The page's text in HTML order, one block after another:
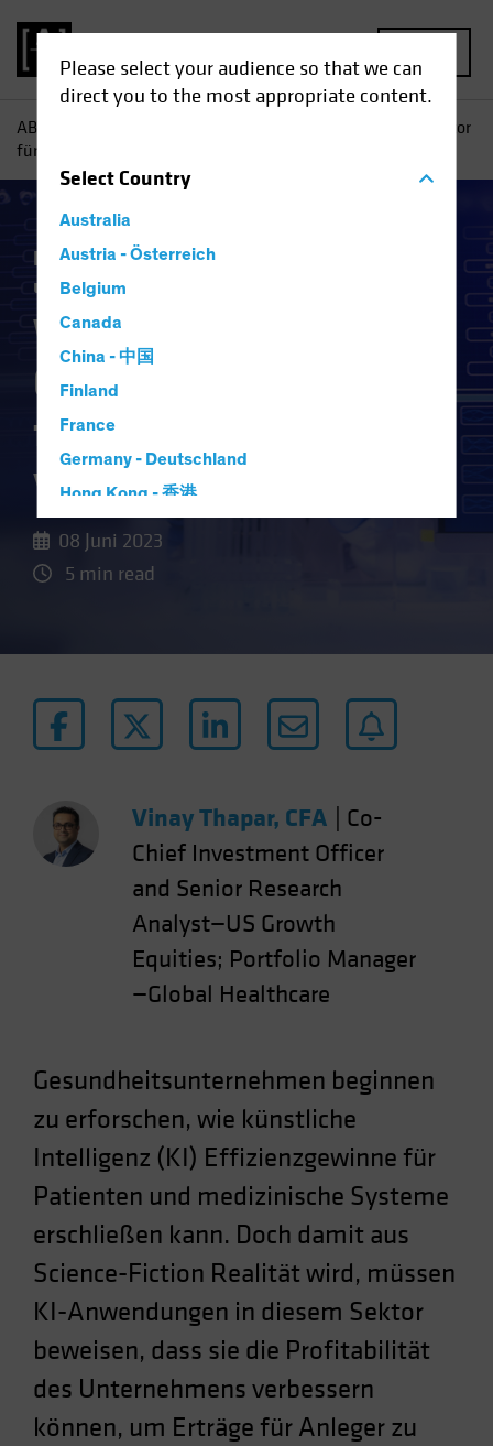
Please select your audience so that we can
direct you to the most appropriate content.
SelectCountry
Australia
Austria - Österreich
Belgium
Canada
China - 中国
Finland
France
Germany - Deutschland
Hong Kong - 香港
Luxembourg and Other EMEA
Netherlands
Other Asia-Pacific
Poland
Singapore
South Korea - 대한민국
Switzerland
Taiwan - 台灣
United States (US Citizens)
US (Non-US Citizens/NRC)
AB
Wird KI den Gesundheitssektor
für Anleger verändern?
Künstliche Intelligenz (KI)
und Innovation
Wird KI den
Gesundheitssektor
für Anleger
verändern?
08 Juni 2023
5 min read
Vinay Thapar, CFA
Co-
Chief Investment Officer
and Senior Research
Analyst—US Growth
Equities; Portfolio Manager
—Global Healthcare
Gesundheitsunternehmen beginnen
zu erforschen, wie künstliche
Intelligenz (KI) Effizienzgewinne für
Patienten und medizinische Systeme
erschließen kann. Doch damit aus
Science-Fiction Realität wird, müssen
KI-Anwendungen in diesem Sektor
beweisen, dass sie die Profitabilität
des Unternehmens verbessern
können, um Erträge für Anleger zu